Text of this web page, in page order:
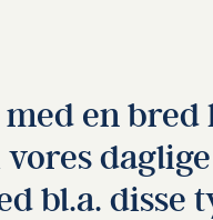
en bred
daglige
bl.a. disse